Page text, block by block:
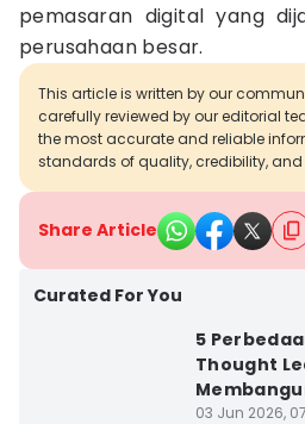
pemasaran digital yang
perusahaan besar.
This article is written by our
carefully reviewed by our editorial
the most accurate and reliable
standards of quality, credibility, and
Share Article
Curated For You
5
Thought
03 Jun 2026,